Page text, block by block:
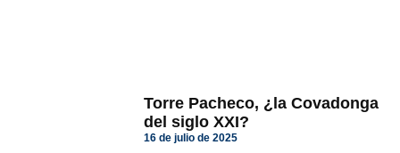
Torre Pacheco, ¿la Covadonga
del siglo XXI?
16 de julio de 2025